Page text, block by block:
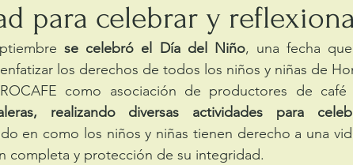
para celebrar y
se celebró el Día del Niño, una fecha
los derechos de todos los niños y niñas de
como asociación de productores de café
realizando diversas actividades para
en como los niños y niñas tienen derecho a una
completa y protección de su integridad.